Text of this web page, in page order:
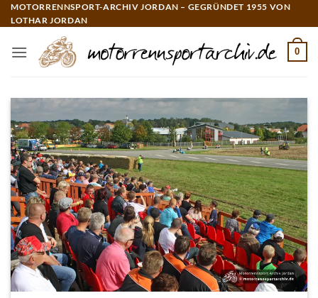
Zum
Inhalt
MOTORRENNSPORT-ARCHIV JORDAN – GEGRÜNDET 1955 VON
LOTHAR JORDAN
0